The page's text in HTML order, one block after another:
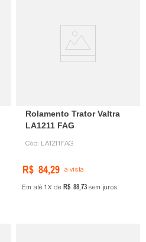
Rolamento Trator Valtra
LA1211 FAG
Cód: LA1211FAG
R$ 84,29 à vista
Em até 1 de R$ 88,73 sem juros